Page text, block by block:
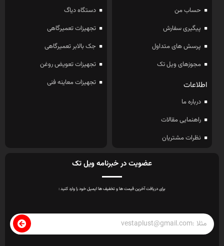
حساب من
پیگیری سفارش
پرسش های متداول
مجوزهای ویل تک
اطلاعات
درباره ما
راهنمایی مقالات
نظرات مشتریان
دستگاه دیاگ
تجهیزات تعمیرگاهی
جک بالابر تعمیرگاهی
تجهیزات تعویض روغن
تجهیزات معاینه فنی
عضویت در خبرنامه ویل تک
برای دریافت آخرین قیمت ها و تخفیف ها ایمیل خود را وارد کنید :